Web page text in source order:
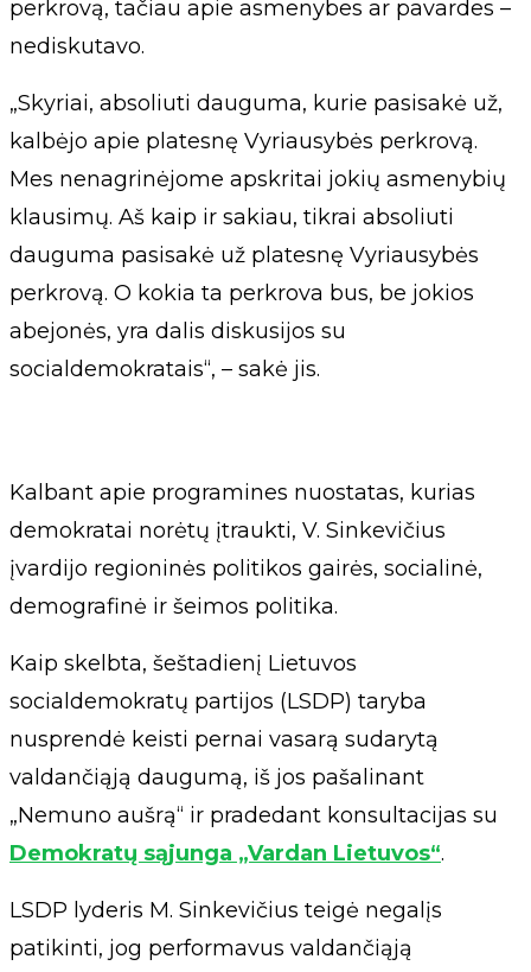
perkrovą, tačiau apie asmenybes ar pavardes –
nediskutavo.
„Skyriai, absoliuti dauguma, kurie pasisakė už,
kalbėjo apie platesnę Vyriausybės perkrovą.
Mes nenagrinėjome apskritai jokių asmenybių
klausimų. Aš kaip ir sakiau, tikrai absoliuti
dauguma pasisakė už platesnę Vyriausybės
perkrovą. O kokia ta perkrova bus, be jokios
abejonės, yra dalis diskusijos su
socialdemokratais“, – sakė jis.
Kalbant apie programines nuostatas, kurias
demokratai norėtų įtraukti, V. Sinkevičius
įvardijo regioninės politikos gairės, socialinė,
demografinė ir šeimos politika.
Kaip skelbta, šeštadienį Lietuvos
socialdemokratų partijos (LSDP) taryba
nusprendė keisti pernai vasarą sudarytą
valdančiąją daugumą, iš jos pašalinant
„Nemuno aušrą“ ir pradedant konsultacijas su
Demokratų sąjunga „Vardan Lietuvos“.
LSDP lyderis M. Sinkevičius teigė negalįs
patikinti, jog performavus valdančiąją